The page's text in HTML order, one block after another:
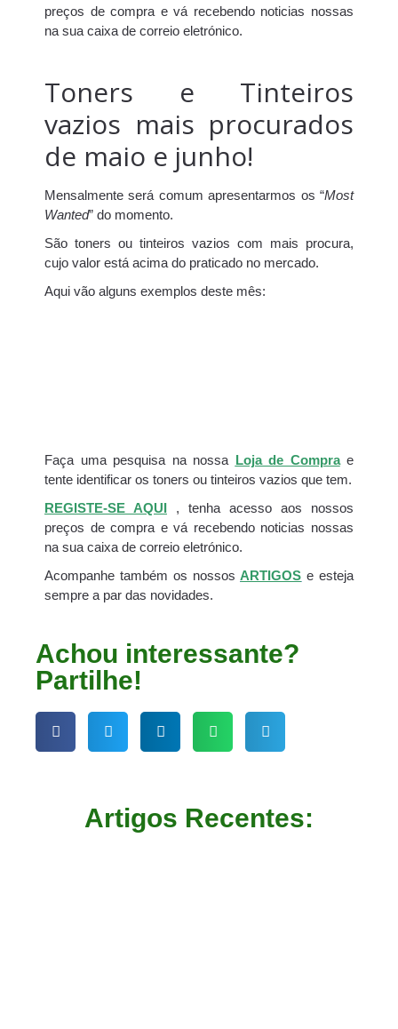
preços de compra e vá recebendo noticias nossas
na sua caixa de correio eletrónico.
Toners e Tinteiros
vazios mais procurados
de maio e junho!
Mensalmente será comum apresentarmos os “Most
Wanted” do momento.
São toners ou tinteiros vazios com mais procura,
cujo valor está acima do praticado no mercado.
Aqui vão alguns exemplos deste mês:
Faça uma pesquisa na nossa Loja de Comprae
tente identificar os toners ou tinteiros vazios que tem.
REGISTE-SE AQUI , tenha acesso aos nossos
preços de compra e vá recebendo noticias nossas
na sua caixa de correio eletrónico.
Acompanhe também os nossosARTIGOS e esteja
sempre a par das novidades.
Achou interessante?
Partilhe!
Artigos Recentes: